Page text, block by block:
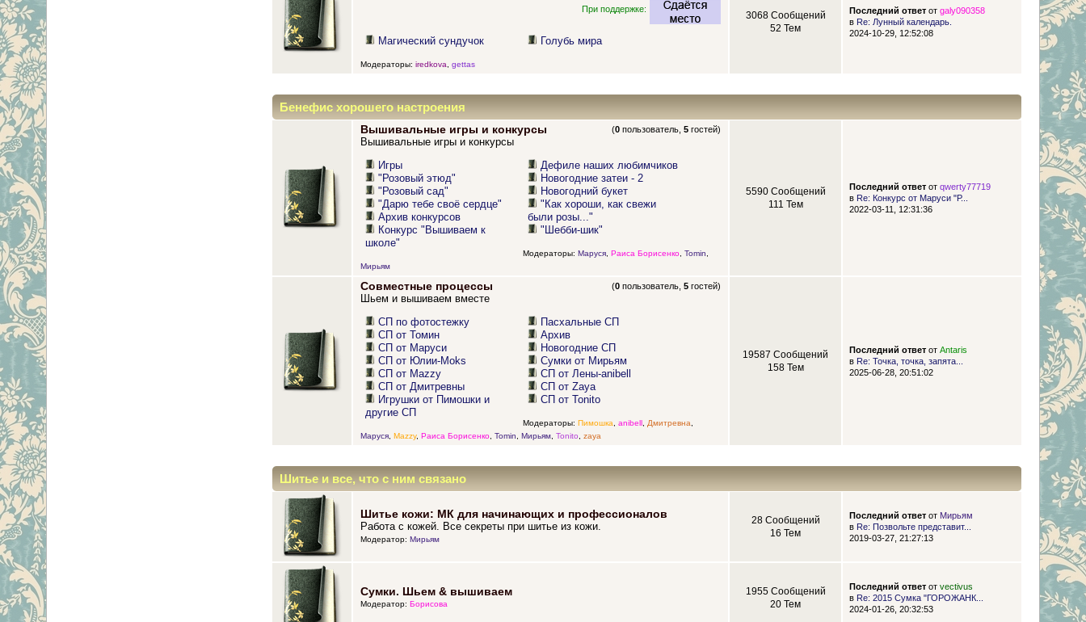
При поддержке:
Магический сундучок Голубь мира
Модераторы: iredkova gettas
3068 Сообщений
52 Тем
Последний ответот galy090358
в Re: Лунный календарь.
2024-10-29, 12:52:08
Бенефис хорошего настроения
Вышивальные игры и конкурсы (0 пользователь,5 гостей)
Вышивальные игры и конкурсы
Игры
"Розовый этюд"
"Розовый сад"
"Дарю тебе своё сердце"
Архив конкурсов
Конкурс "Вышиваем к
школе"
Дефиле наших любимчиков
Новогодние затеи - 2
Новогодний букет
"Как хороши, как свежи
были розы..."
"Шебби-шик"
Модераторы: Маруся, Раиса Борисенко, Tomin
Мирьям
5590 Сообщений
111 Тем
Последний ответот qwerty77719
в Re: Конкурс от Маруси "Р...
2022-03-11, 12:31:36
Совместные процессы (0 пользователь,5 гостей)
Шьем и вышиваем вместе
СП по фотостежку
СП от Томин
СП от Маруси
СП от Юлии-Moks
СП от Mazzy
СП от Дмитревны
Игрушки от Пимошки и
другие СП
Пасхальные СП
Архив
Новогодние СП
Сумки от Мирьям
СП от Лены-anibell
СП от Zaya
СП от Tonito
Модераторы: Пимошка anibell, Дмитревна
Маруся, Mazzy, Раиса Борисенко, Tomin Мирьям, Tonito zaya
19587 Сообщений
158 Тем
Последний ответот Antaris
в Re: Точка, точка, запята...
2025-06-28, 20:51:02
Шитье и все, что с ним связано
Шитье кожи: МК для начинающих и профессионалов
Работа с кожей. Все секреты при шитье из кожи.
Модератор: Мирьям
28 Сообщений
16 Тем
Последний ответот Мирьям
в Re: Позвольте представит...
2019-03-27, 21:27:13
Сумки. Шьем & вышиваем
Модератор: Борисова
1955 Сообщений
20 Тем
Последний ответот vectivus
в Re: 2015 Сумка "ГОРОЖАНК...
2024-01-26, 20:32:53